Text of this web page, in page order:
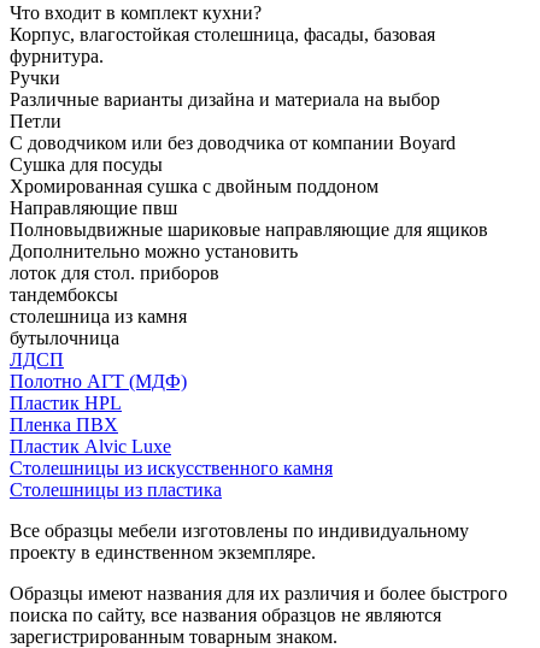
Что входит в комплект кухни?
Корпус, влагостойкая столешница, фасады, базовая
фурнитура.
Ручки
Различные варианты дизайна и материала на выбор
Петли
С доводчиком или без доводчика от компании Boyard
Сушка для посуды
Хромированная сушка с двойным поддоном
Направляющие пвш
Полновыдвижные шариковые направляющие для ящиков
Дополнительно можно установить
лоток для стол. приборов
тандембоксы
столешница из камня
бутылочница
ЛДСП
Полотно АГТ (МДФ)
Пластик HPL
Пленка ПВХ
Пластик Alvic Luxe
Столешницы из искусственного камня
Столешницы из пластика
Все образцы мебели изготовлены по индивидуальному
проекту в единственном экземпляре.
Образцы имеют названия для их различия и более быстрого
поиска по сайту, все названия образцов не являются
зарегистрированным товарным знаком.